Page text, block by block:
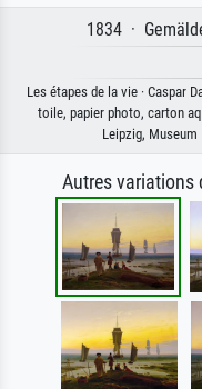
1834 ·
Les étapes de la vie · Caspar
toile, papier photo, carton
Leipzig, Museum
Autres variations